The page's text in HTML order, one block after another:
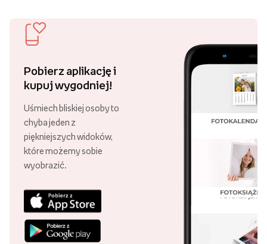
Pobierz aplikację i
kupuj wygodniej!
Uśmiech bliskiej osoby to
chyba jeden z
piękniejszych widoków,
które możemy sobie
wyobrazić.